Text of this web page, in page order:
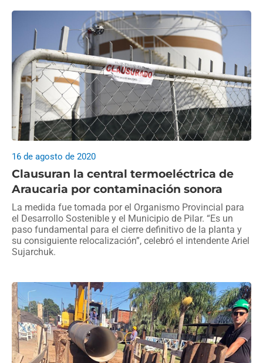
Clausuran la central termoeléctrica de
Araucaria por contaminación sonora
16 de agosto de 2020
La medida fue tomada por el Organismo Provincial para
el Desarrollo Sostenible y el Municipio de Pilar. “Es un
paso fundamental para el cierre definitivo de la planta y
su consiguiente relocalización”, celebró el intendente Ariel
Sujarchuk.